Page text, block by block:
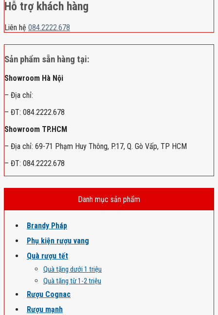
Hỗ trợ khách hàng
Liên hệ 084.2222.678
Sản phẩm sẵn hàng tại:
Showroom Hà Nội
– Địa chỉ:
– ĐT: 084.2222.678
Showroom TP.HCM
– Địa chỉ: 69-71 Phạm Huy Thông, P.17, Q. Gò Vấp, TP HCM
– ĐT: 084.2222.678
Danh mục sản phẩm
Brandy Pháp
Phụ kiện rượu vang
Quà rượu tết
Quà tặng dưới 1 triệu
Quà tặng từ 1-2 triệu
Rượu Cognac
Rượu mạnh